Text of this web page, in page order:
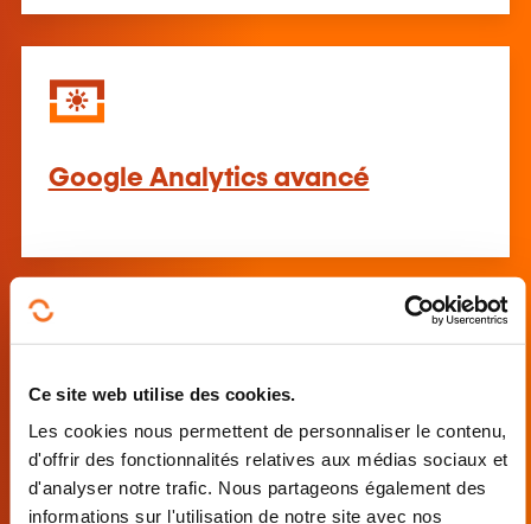
Ce site web utilise des cookies.
Les cookies nous permettent de personnaliser le contenu,
d'offrir des fonctionnalités relatives aux médias sociaux et
d'analyser notre trafic. Nous partageons également des
informations sur l'utilisation de notre site avec nos
Google Analytics avancé
Référencement naturel / SEO